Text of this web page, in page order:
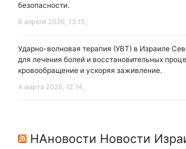
безопасности.
6 апреля 2026, 13:15,
Ударно-волновая терапия (УВТ) в Израиле
для лечения болей и восстановительных
кровообращение и ускоряя заживление.
4 марта 2026, 12:14,
НАновости Новости